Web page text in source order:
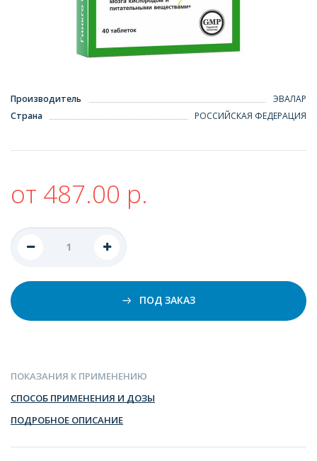
Производитель
ЭВАЛАР
Страна
РОССИЙСКАЯ ФЕДЕРАЦИЯ
от 487.00 р.
ПОД ЗАКАЗ
ПОКАЗАНИЯ К ПРИМЕНЕНИЮ
СПОСОБ ПРИМЕНЕНИЯ И ДОЗЫ
ПОДРОБНОЕ ОПИСАНИЕ